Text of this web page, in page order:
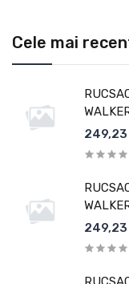
Cele mai
249,23
249,23